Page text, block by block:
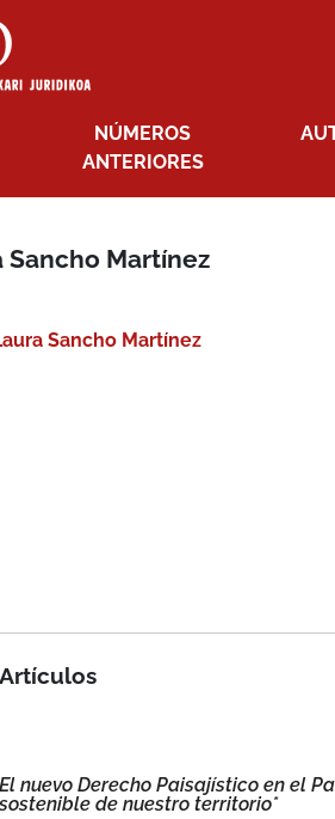
NÚMEROS
ANTERIORES
Sancho Martínez
Sancho Martínez
Artículos
El nuevo Derecho Paisajístico en el
sostenible de nuestro territorio*